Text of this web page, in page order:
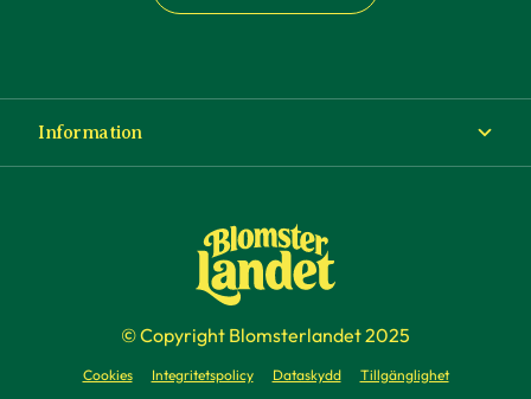
Information
Köp- och leveransvillkor
Företag
© Copyright Blomsterlandet 2025
Cookies Integritetspolicy Dataskydd Tillgänglighet